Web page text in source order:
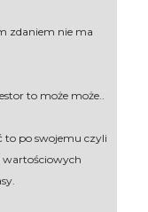
zdaniem nie ma
to może może..
to po swojemu czyli
wartościowych